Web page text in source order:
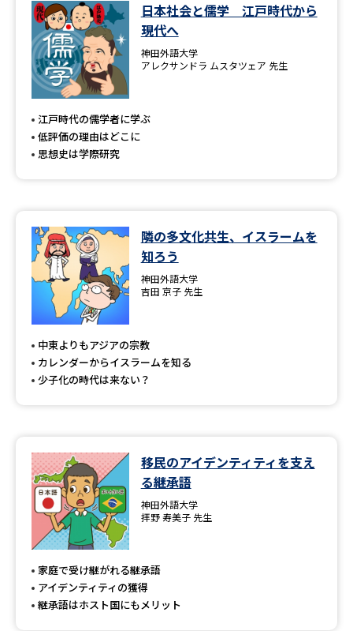
日本社会と儒学 江戸時代から
現代へ
神田外語大学
アレクサンドラ ムスタツェア 先生
江戸時代の儒学者に学ぶ
低評価の理由はどこに
思想史は学際研究
隣の多文化共生、イスラームを
知ろう
神田外語大学
吉田 京子 先生
中東よりもアジアの宗教
カレンダーからイスラームを知る
少子化の時代は来ない？
移民のアイデンティティを支え
る継承語
神田外語大学
拝野 寿美子 先生
家庭で受け継がれる継承語
アイデンティティの獲得
継承語はホスト国にもメリット